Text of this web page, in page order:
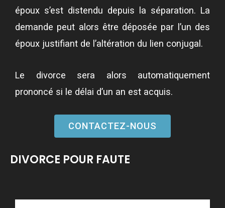
époux s’est distendu depuis la séparation. La
demande peut alors être déposée par l’un des
époux justifiant de l’altération du lien conjugal.
Le divorce sera alors automatiquement
prononcé si le délai d’un an est acquis.
CONTACTEZ-NOUS
DIVORCE POUR FAUTE